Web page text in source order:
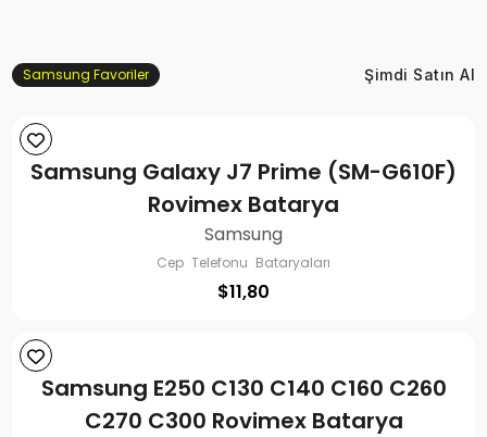
Samsung Favoriler Şimdi Satın Al
Samsung Galaxy J7 Prime (SM-G610F)
Rovimex Batarya
Samsung
Cep Telefonu Bataryaları
$11,80
Samsung E250 C130 C140 C160 C260
C270 C300 Rovimex Batarya